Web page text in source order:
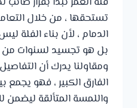
تستحقها ، من خلال
الدمام ، لأن ​بناء الفلة
بل هو تجسيد لسنوات من
ومقاولنا يدرك أن
الفارق الكبير ، فهو يجمع
واللمسة المتألقة ليضمن